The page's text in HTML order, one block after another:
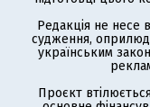
Редакція не несе
судження,
українським
Проєкт